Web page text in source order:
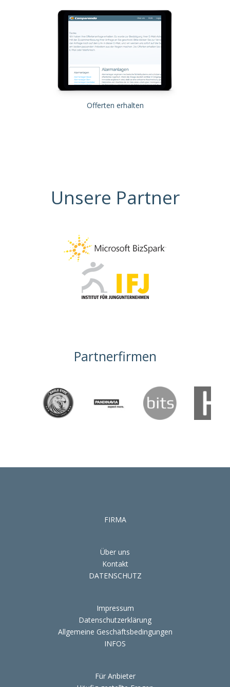
Offerten erhalten
Unsere Partner
Partnerfirmen
FIRMA
Über uns
Kontakt
DATENSCHUTZ
Impressum
Datenschutzerklärung
Allgemeine Geschäftsbedingungen
INFOS
Für Anbieter